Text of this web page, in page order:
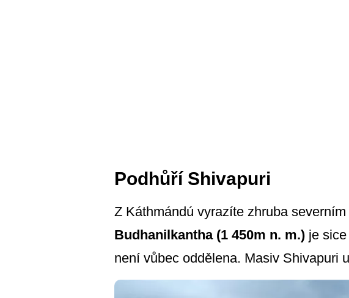
Podhůří Shivapuri
Z Káthmándú vyrazíte zhruba
Budhanilkantha (1 450m n. m.) je
není vůbec oddělena. Masiv Shivapuri